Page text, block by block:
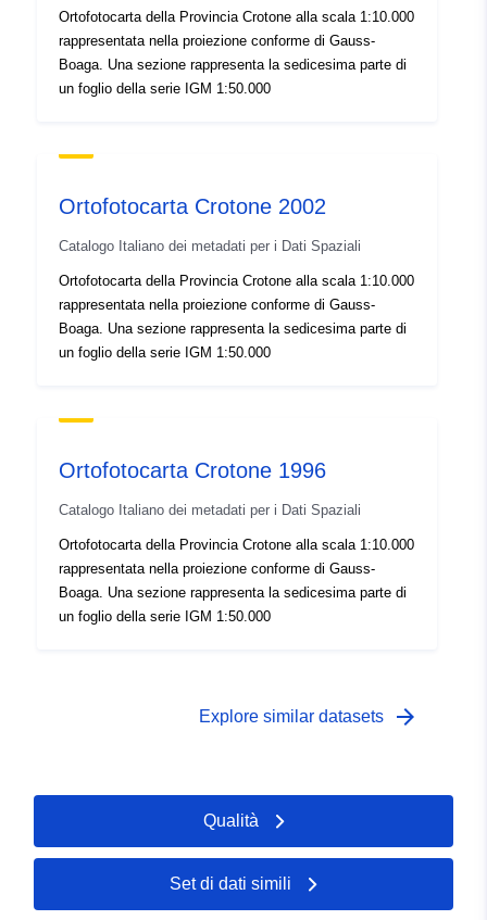
si compone delle se...
uriRef:
Ortofotocarta della Provincia Crotone alla scala 1:10.000
rappresentata nella proiezione conforme di Gauss-
Boaga. Una sezione rappresenta la sedicesima parte di
un foglio della serie IGM 1:50.000
Ortofotocarta Crotone 2002
Catalogo Italiano dei metadati per i Dati Spaziali
Ortofotocarta della Provincia Crotone alla scala 1:10.000
rappresentata nella proiezione conforme di Gauss-
Boaga. Una sezione rappresenta la sedicesima parte di
un foglio della serie IGM 1:50.000
Ortofotocarta Crotone 1996
Catalogo Italiano dei metadati per i Dati Spaziali
Ortofotocarta della Provincia Crotone alla scala 1:10.000
rappresentata nella proiezione conforme di Gauss-
Boaga. Una sezione rappresenta la sedicesima parte di
un foglio della serie IGM 1:50.000
Explore similar datasets arrow_forward
Qualità
Set di dati simili